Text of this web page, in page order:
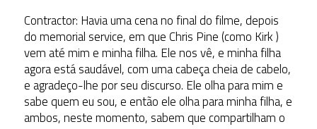
Contractor: Havia uma cena no final do filme, depois
do memorial service, em que Chris Pine (como Kirk )
vem até mim e minha filha. Ele nos vê, e minha filha
agora está saudável, com uma cabeça cheia de cabelo,
e agradeço-lhe por seu discurso. Ele olha para mim e
sabe quem eu sou, e então ele olha para minha filha, e
ambos, neste momento, sabem que compartilham o